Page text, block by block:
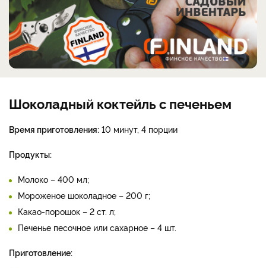
Шоколадный коктейль с печеньем
Время приготовления: 10 минут, 4 порции
Продукты:
Молоко – 400 мл;
Мороженое шоколадное – 200 г;
Какао-порошок – 2 ст. л;
Печенье песочное или сахарное – 4 шт.
Приготовление: